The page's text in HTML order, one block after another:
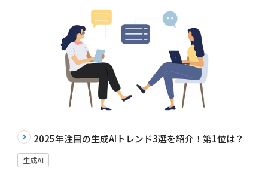
2025年注目の生成AIトレンド3選を紹介！第1位は？
生成AI